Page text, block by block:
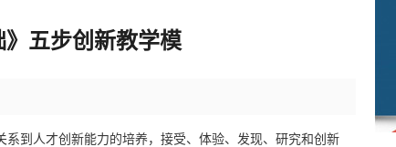
五步创新教学模
到人才创新能力的培养，接受、体验、发现、研究和创新